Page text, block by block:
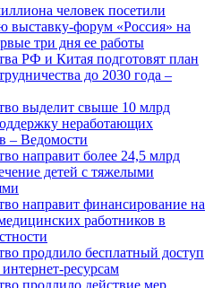
человек посетили
выставку-форум «Россия» на
три дня ее работы
РФ и Китая подготовят план
до 2030 года –
выделит свыше 10 млрд
неработающих
– Ведомости
направит более 24,5 млрд
детей с тяжелыми
направит финансирование на
работников в
продлило бесплатный доступ
ресурсам
продлило действие мер